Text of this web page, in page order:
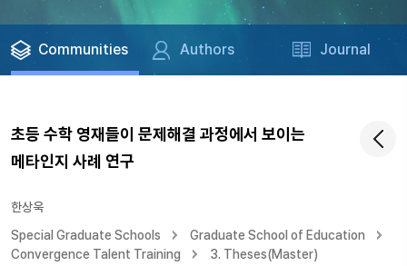
Communities Authors Journal
초등 수학 영재들이 문제해결 과정에서 보이는
메타인지 사례 연구
한상욱
Special Graduate Schools
Graduate School of Education
Convergence Talent Training
3. Theses(Master)